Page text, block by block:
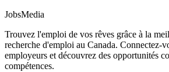
JobsMedia
Trouvez l'emploi de vos rêves grâce à la
recherche d'emploi au Canada. Connectez-
employeurs et découvrez des opportunités
compétences.